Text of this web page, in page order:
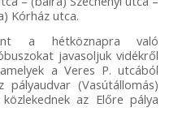
Kórház utca.
a hétköznapra való
javasoljuk vidékről
a Veres P. utcából
pályaudvar (Vasútállomás)
az Előre pálya